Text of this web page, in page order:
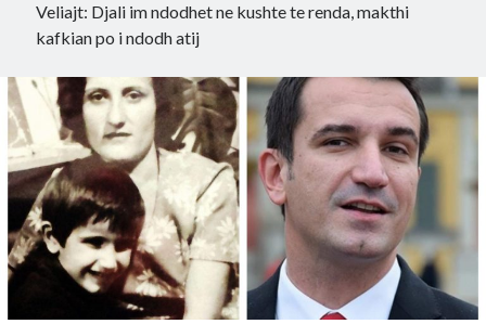
Credit Cards
Uncategorized
Veliajt: Djali im ndodhet ne kushte te renda, makthi
kafkian po i ndodh atij